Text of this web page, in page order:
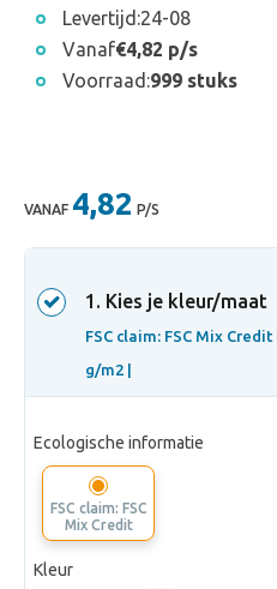
Levertijd:24-08
Vanaf€4,82 p/s
Voorraad:999 stuks
VANAF 4,82 P/S
1 . Kies je kleur/maat
FSC claim: FSC Mix Credit |
g/m2 |
Ecologische informatie
FSC claim: FSC
Mix Credit
Kleur